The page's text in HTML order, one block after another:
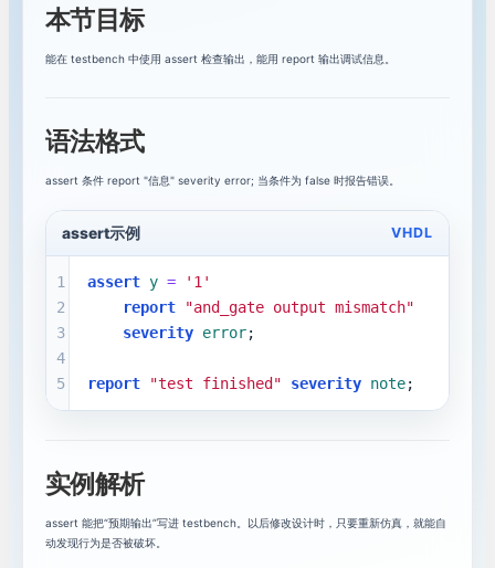
10 编译错误与波形调试：定位VHDL问题
运算符与表达式：逻辑、比较和移位
13 constant与generic：参数化VHDL模块
14 signal与variable：赋值时机的差异
模块层次化：entity例化与port map
数组与record：组织复杂数据
18 循环与case：写清楚重复和分支
本节目标
能在 testbench 中使用 assert 检查输出，能用 report 输出调试信息。
语法格式
assert 条件 report "信息" severity error; 当条件为 false 时报告错误。
assert示例 VHDL
1
2
3
4
5
assert y =
'1'
report
"and_gate output mismatch"
severity error;
report "test finished" severity note;
实例解析
assert 能把“预期输出”写进 testbench。以后修改设计时，只要重新仿真，就能自
动发现行为是否被破坏。